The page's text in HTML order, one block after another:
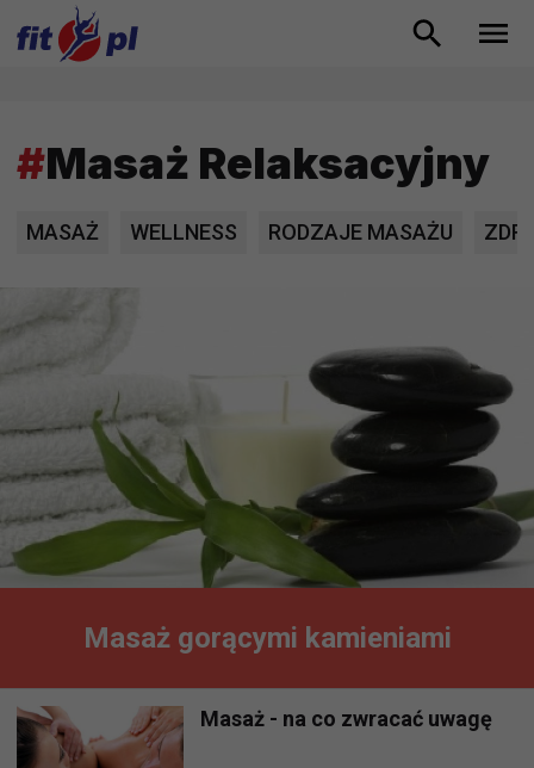
#Masaż Relaksacyjny
MASAŻ WELLNESS RODZAJE MASAŻU
Masaż gorącymi kamieniami
Masaż - na co zwracać uwagę